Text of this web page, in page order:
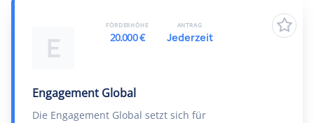
E
Engagement Global
Die Engagement Global setzt sich für
FÖRDERHÖHE
20.000 €
ANTRAG
Jederzeit